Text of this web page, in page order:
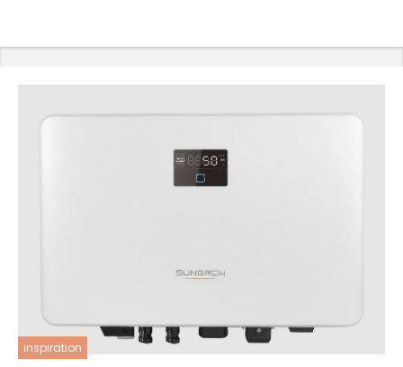
inspiration